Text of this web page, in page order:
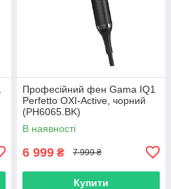
Професійний фен Gama IQ1
Perfetto OXI-Active, чорний
(PH6065.BK)
В наявності
6 999 ₴ 7 999 ₴
Купити